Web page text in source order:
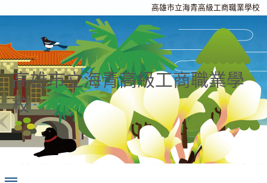
高雄市立海青高級工商職業學校
高雄市立海青高級工商職業學
校